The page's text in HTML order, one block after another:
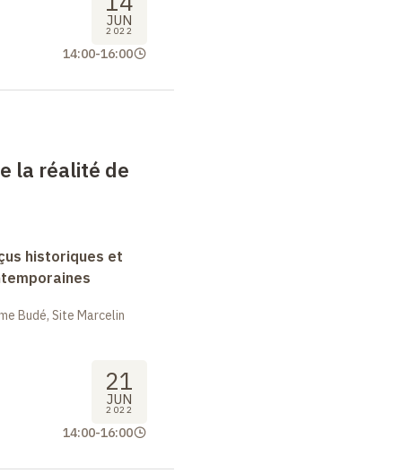
JUN
2022
14:00-16:00
la réalité de
historiques et
Budé, Site Marcelin
21
JUN
2022
14:00-16:00